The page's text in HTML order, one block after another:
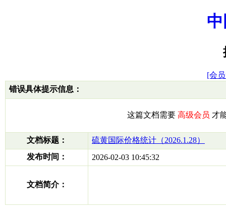
[会
错误具体提示信息：
这篇文档需要 高级会员 才
文档标题：
硫黄国际价格统计（2026.1.28）
发布时间：
2026-02-03 10:45:32
文档简介：